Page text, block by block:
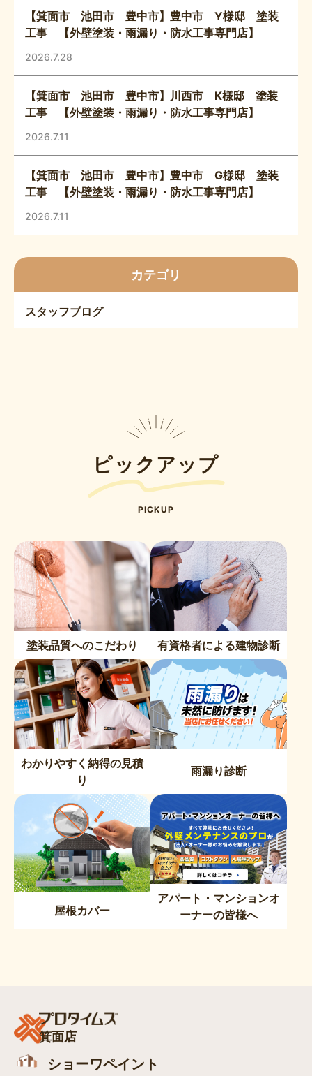
【箕面市 池田市 豊中市】豊中市 Y様邸 塗装
工事 【外壁塗装・雨漏り・防水工事専門店】
2026.7.28
【箕面市 池田市 豊中市】川西市 K様邸 塗装
工事 【外壁塗装・雨漏り・防水工事専門店】
2026.7.11
【箕面市 池田市 豊中市】豊中市 G様邸 塗装
工事 【外壁塗装・雨漏り・防水工事専門店】
2026.7.11
カテゴリ
スタッフブログ
ピックアップ
PICKUP
塗装品質へのこだわり 有資格者による建物診断
わかりやすく納得の見積
り
雨漏り診断
屋根カバー
アパート・マンションオ
ーナーの皆様へ
箕面店
ショーワペイント